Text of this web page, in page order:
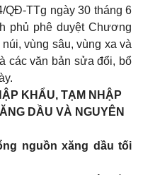
QĐ-TTg ngày 30 tháng 6
phủ phê duyệt Chương
vùng sâu, vùng xa và
các văn bản sửa đổi, bổ
KHẨU, TẠM NHẬP
DẦU VÀ NGUYÊN
nguồn xăng dầu tối